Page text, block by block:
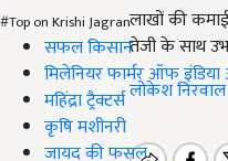
#Top on Krishi Jagran
सफल किसान
मिलेनियर फार्मर ऑफ इंडिया
महिंद्रा ट्रैक्टर्स
कृषि मशीनरी
जायद की फसल
लाखों की
तेजी के साथ
लोकेश निरवाल